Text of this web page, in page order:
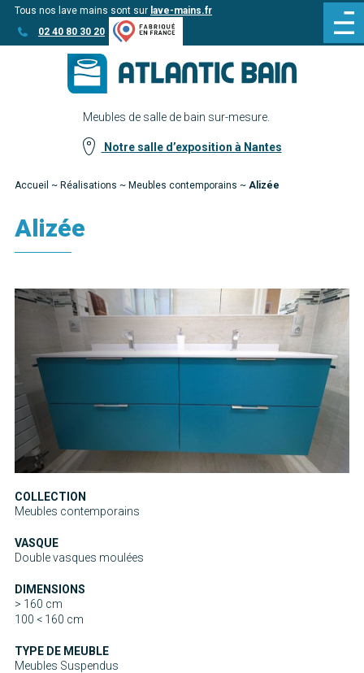
Aller
au
Aller au
contenu
Tous nos lave mains sont sur lave-mains.fr
02 40 80 30 20
Meubles de salle de bain sur-mesure.
Notre salle d’exposition à Nantes
Accueil ~ Réalisations ~ Meubles contemporains ~ Alizée
Alizée
COLLECTION
Meubles contemporains
VASQUE
Double vasques moulées
DIMENSIONS
> 160 cm
100 < 160 cm
TYPE DE MEUBLE
Meubles Suspendus